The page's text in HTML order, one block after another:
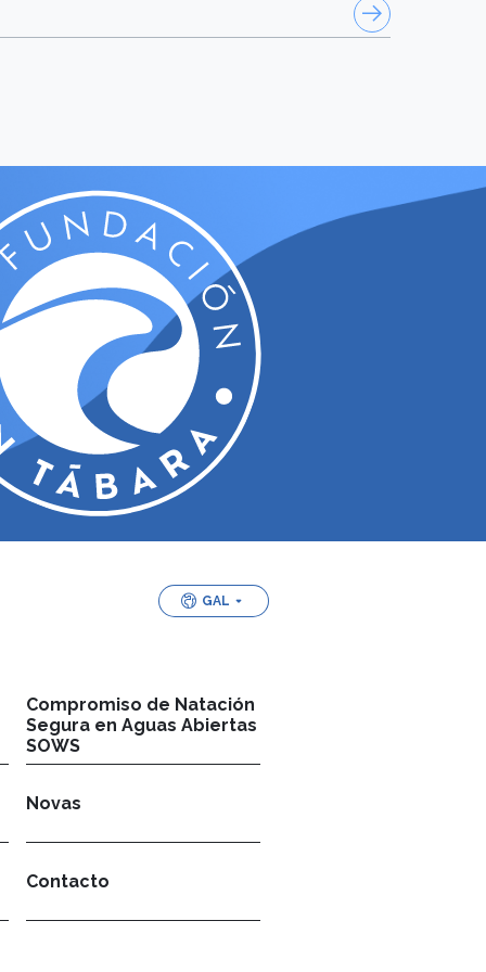
GAL
Compromiso de Natación
Segura en Aguas Abiertas
SOWS
Novas
Contacto